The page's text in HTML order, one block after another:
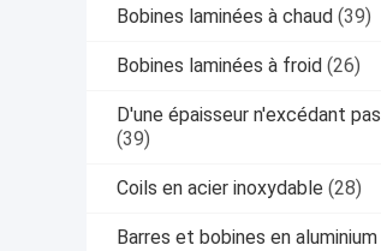
Bobines laminées à chaud (39)
Bobines laminées à froid (26)
D'une épaisseur n'excédant
(39)
Coils en acier inoxydable (28)
Barres et bobines en aluminium